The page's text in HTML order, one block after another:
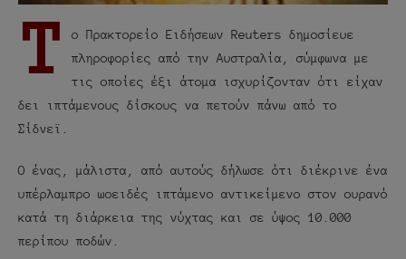
Τ
ο Πρακτορείο Ειδήσεων Reuters δημοσίευε
πληροφορίες από την Αυστραλία, σύμφωνα με
τις οποίες έξι άτομα ισχυρίζονταν ότι είχαν
δει ιπτάμενους δίσκους να πετούν πάνω από το
Σίδνεϊ.
Ο ένας, μάλιστα, από αυτούς δήλωσε ότι διέκρινε ένα
υπέρλαμπρο ωοειδές ιπτάμενο αντικείμενο στον ουρανό
κατά τη διάρκεια της νύχτας και σε ύψος 10.000
περίπου ποδών.